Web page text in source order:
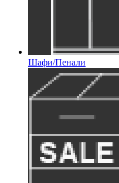
Шафи/Пенали